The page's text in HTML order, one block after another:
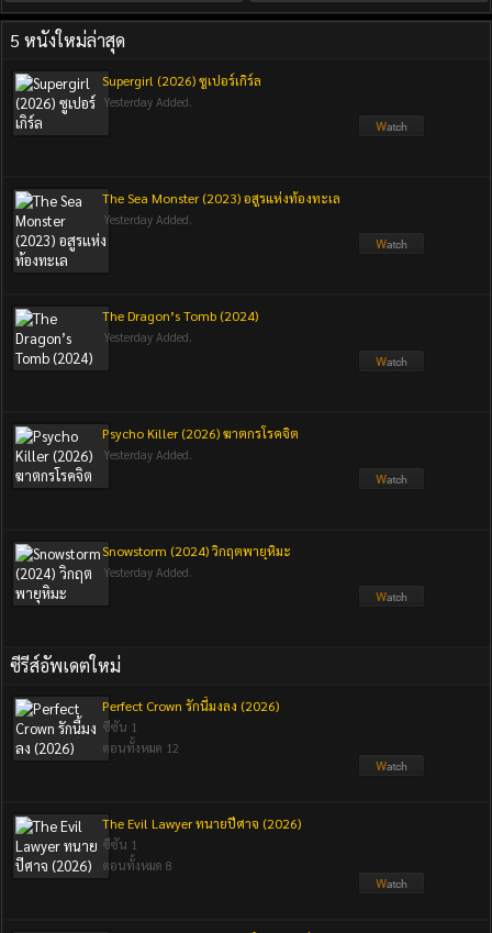
5 หนังใหม่ล่าสุด
Supergirl (2026) ซูเปอร์เกิร์ล
Yesterday Added.
The Sea Monster (2023) อสูรแห่งท้องทะเล
Yesterday Added.
The Dragon’s Tomb (2024)
Yesterday Added.
Psycho Killer (2026) ฆาตกรโรคจิต
Yesterday Added.
Snowstorm (2024) วิกฤตพายุหิมะ
Yesterday Added.
ซีรีส์อัพเดตใหม่
Perfect Crown รักนี้มงลง (2026)
ซีซัน 1
ตอนทั้งหมด 12
The Evil Lawyer ทนายปีศาจ (2026)
ซีซัน 1
ตอนทั้งหมด 8